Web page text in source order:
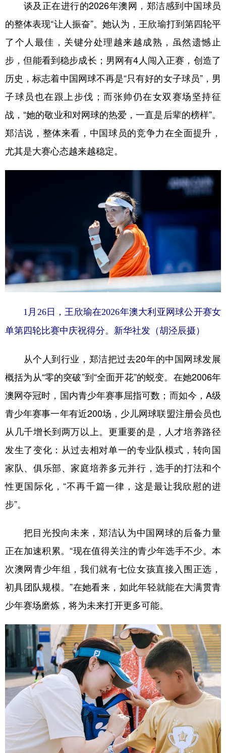
谈及正在进行的2026年澳网，郑洁感到中国球员
的整体表现“让人振奋”。她认为，王欣瑜打到第四轮平
了个人最佳，关键分处理越来越成熟，虽然遗憾止
步，但能看到稳步成长；男网有4人闯入正赛，创造了
历史，标志着中国网球不再是“只有好的女子球员”，男
子球员也在跟上步伐；而张帅仍在女双赛场坚持征
战，“她的敬业和对网球的热爱，一直是后辈的榜样”。
郑洁说，整体来看，中国球员的竞争力在全面提升，
尤其是大赛心态越来越稳定。
1月26日，王欣瑜在2026年澳大利亚网球公开赛女
单第四轮比赛中庆祝得分。新华社发（胡泾辰摄）
从个人到行业，郑洁把过去20年的中国网球发展
概括为从“零的突破”到“全面开花”的蜕变。在她2006年
澳网夺冠时，国内青少年赛事屈指可数；而如今，A级
青少年赛事一年有近200场，少儿网球联盟注册会员也
从几千增长到两万以上。更重要的是，人才培养路径
发生了变化：从过去相对单一的专业队模式，转向国
家队、俱乐部、家庭培养多元并行，选手的打法和个
性更国际化，“不再千篇一律，这是最让我欣慰的进
步”。
把目光投向未来，郑洁认为中国网球的后备力量
正在加速积累。“现在值得关注的青少年选手不少。本
次澳网青少年组，我们就有七位女孩直接入围正选，
初具团队规模。”在她看来，如此年轻就能在大满贯青
少年赛场磨炼，将为未来打开更多可能。